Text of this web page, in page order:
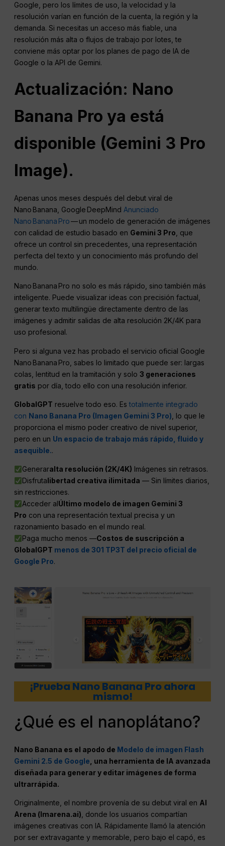
Google, pero los límites de uso, la velocidad y la
resolución varían en función de la cuenta, la región y la
demanda. Si necesitas un acceso más fiable, una
resolución más alta o flujos de trabajo por lotes, te
conviene más optar por los planes de pago de IA de
Google o la API de Gemini.
Actualización: Nano
Banana Pro ya está
disponible (Gemini 3 Pro
Image).
Apenas unos meses después del debut viral de
Nano Banana, Google DeepMindAnunciado
Nano Banana Pro— un modelo de generación de imágenes
con calidad de estudio basado en Gemini 3 Pro , que
ofrece un control sin precedentes, una representación
perfecta del texto y un conocimiento más profundo del
mundo.
Nano Banana Pro no solo es más rápido, sino también más
inteligente. Puede visualizar ideas con precisión factual,
generar texto multilingüe directamente dentro de las
imágenes y admitir salidas de alta resolución 2K/4K para
uso profesional.
Pero si alguna vez has probado el servicio oficial Google
Nano Banana Pro, sabes lo limitado que puede ser: largas
colas, lentitud en la tramitación y solo3 generaciones
gratis por día, todo ello con una resolución inferior.
GlobalGPT resuelve todo eso. Estotalmente integrado
con Nano Banana Pro (Imagen Gemini 3 Pro) , lo que le
proporciona el mismo poder creativo de nivel superior,
pero en un Un espacio de trabajo más rápido, fluido y
asequible..
Generaralta resolución (2K/4K) Imágenes sin retrasos.
Disfrutalibertad creativa ilimitada — Sin límites diarios,
sin restricciones.
Acceder alÚltimo modelo de imagen Gemini 3
Pro con una representación textual precisa y un
razonamiento basado en el mundo real.
Paga mucho menos —Costos de suscripción a
GlobalGPT menos de 301 TP3T del precio oficial de
Google Pro.
¡Prueba Nano Banana Pro ahora
mismo!
¿Qué es el nanoplátano?
Nano Banana es el apodo de Modelo de imagen Flash
Gemini 2.5 de Google , una herramienta de IA avanzada
diseñada para generar y editar imágenes de forma
ultrarrápida.
Originalmente, el nombre provenía de su debut viral en AI
Arena (lmarena.ai) , donde los usuarios compartían
imágenes creativas con IA. Rápidamente llamó la atención
por ser extravagante y memorable, pero bajo el capó, es